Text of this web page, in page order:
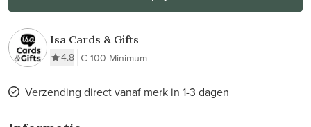
Isa Cards & Gifts
4.8 € 100 Minimum
Verzending direct vanaf merk in 1-3 dagen